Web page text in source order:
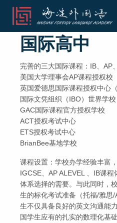
国际高中
完善的三大国际课程：IB、AP
美国大学理事会AP课程授权校
英国爱德思国际课程授权中心（
国际文凭组织（IBO）世界学校
GAC国际课程官方授权学校
ACT授权考试中心
ETS授权考试中心
BrianBee基地学校
课程设置：学校办学经验丰富
IGCSE、AP ALEVEL 、IB课
体系选择的需要。与此同时，
生的标化考试准备（托福/雅思
生不仅具备良好的英文沟通能
国学生应有的扎实的数理化基